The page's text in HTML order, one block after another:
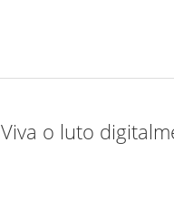
Viva o luto